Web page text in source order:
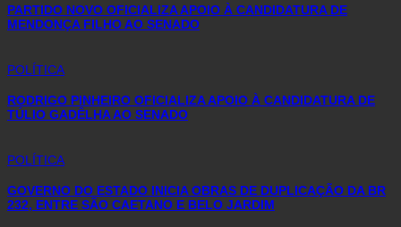
PARTIDO NOVO OFICIALIZA APOIO À CANDIDATURA DE
MENDONÇA FILHO AO SENADO
POLÍTICA
RODRIGO PINHEIRO OFICIALIZA APOIO À CANDIDATURA DE
TÚLIO GADÊLHA AO SENADO
POLÍTICA
GOVERNO DO ESTADO INICIA OBRAS DE DUPLICAÇÃO DA BR
232, ENTRE SÃO CAETANO E BELO JARDIM